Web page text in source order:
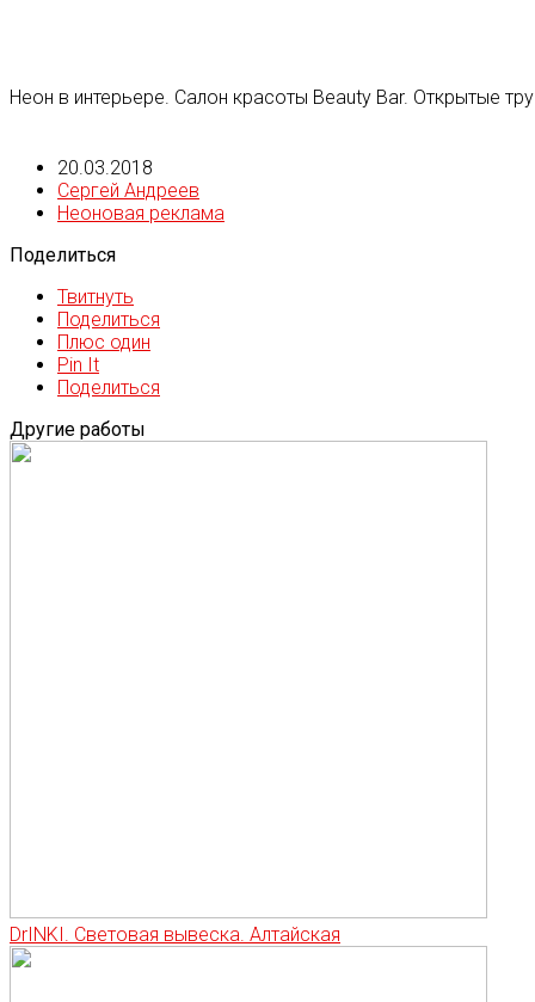
Неон в интерьере. Салон красоты Beauty Bar. Открытые
20.03.2018
Сергей Андреев
Неоновая реклама
Поделиться
Твитнуть
Поделиться
Плюс один
Pin It
Поделиться
Другие работы
DrINKI. Световая вывеска. Алтайская